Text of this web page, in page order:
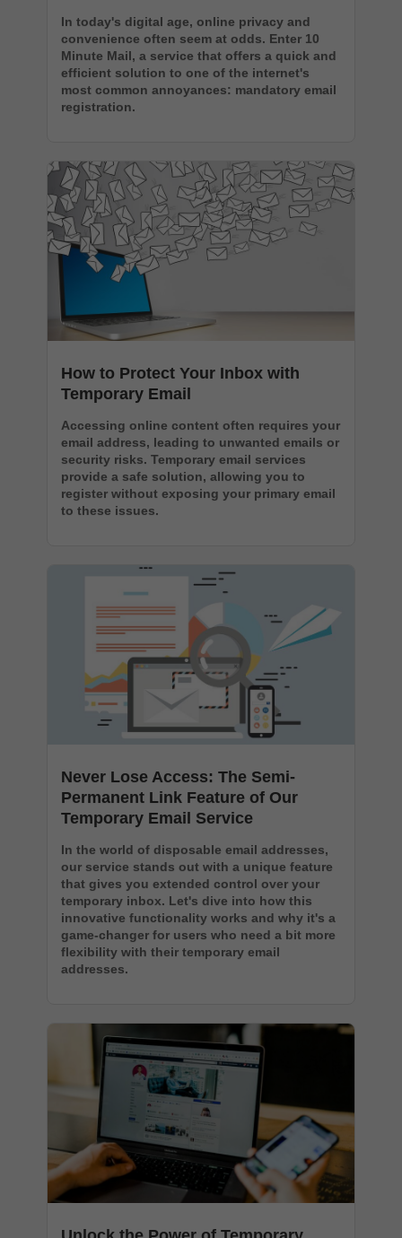
In today's digital age, online privacy and
convenience often seem at odds. Enter 10
Minute Mail, a service that offers a quick and
efficient solution to one of the internet's
most common annoyances: mandatory email
registration.
How to Protect Your Inbox with
Temporary Email
Accessing online content often requires your
email address, leading to unwanted emails or
security risks. Temporary email services
provide a safe solution, allowing you to
register without exposing your primary email
to these issues.
Never Lose Access: The Semi-
Permanent Link Feature of Our
Temporary Email Service
In the world of disposable email addresses,
our service stands out with a unique feature
that gives you extended control over your
temporary inbox. Let's dive into how this
innovative functionality works and why it's a
game-changer for users who need a bit more
flexibility with their temporary email
addresses.